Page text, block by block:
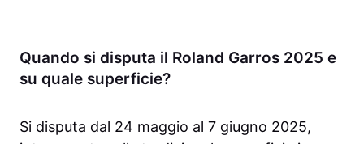
Quando si disputa il Roland Garros 2025 e
su quale superficie?
Si disputa dal 24 maggio al 7 giugno 2025,